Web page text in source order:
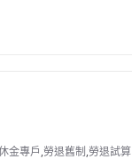
金專戶,勞退舊制,勞退試算